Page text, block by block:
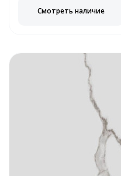
Смотреть наличие